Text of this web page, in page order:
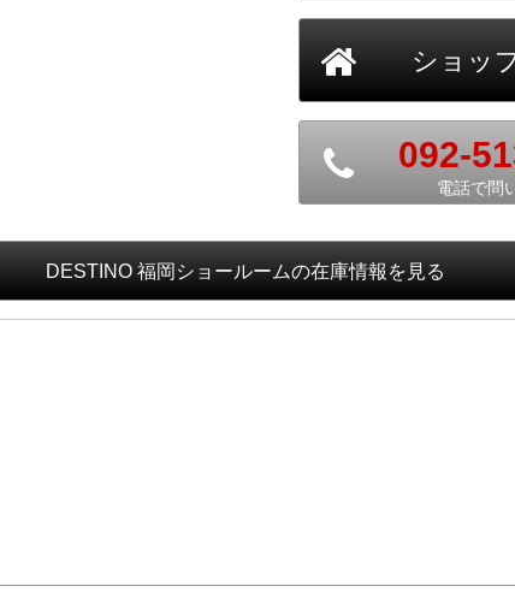
092-
電話で問
DESTINO 福岡ショールームの在庫情報を見る